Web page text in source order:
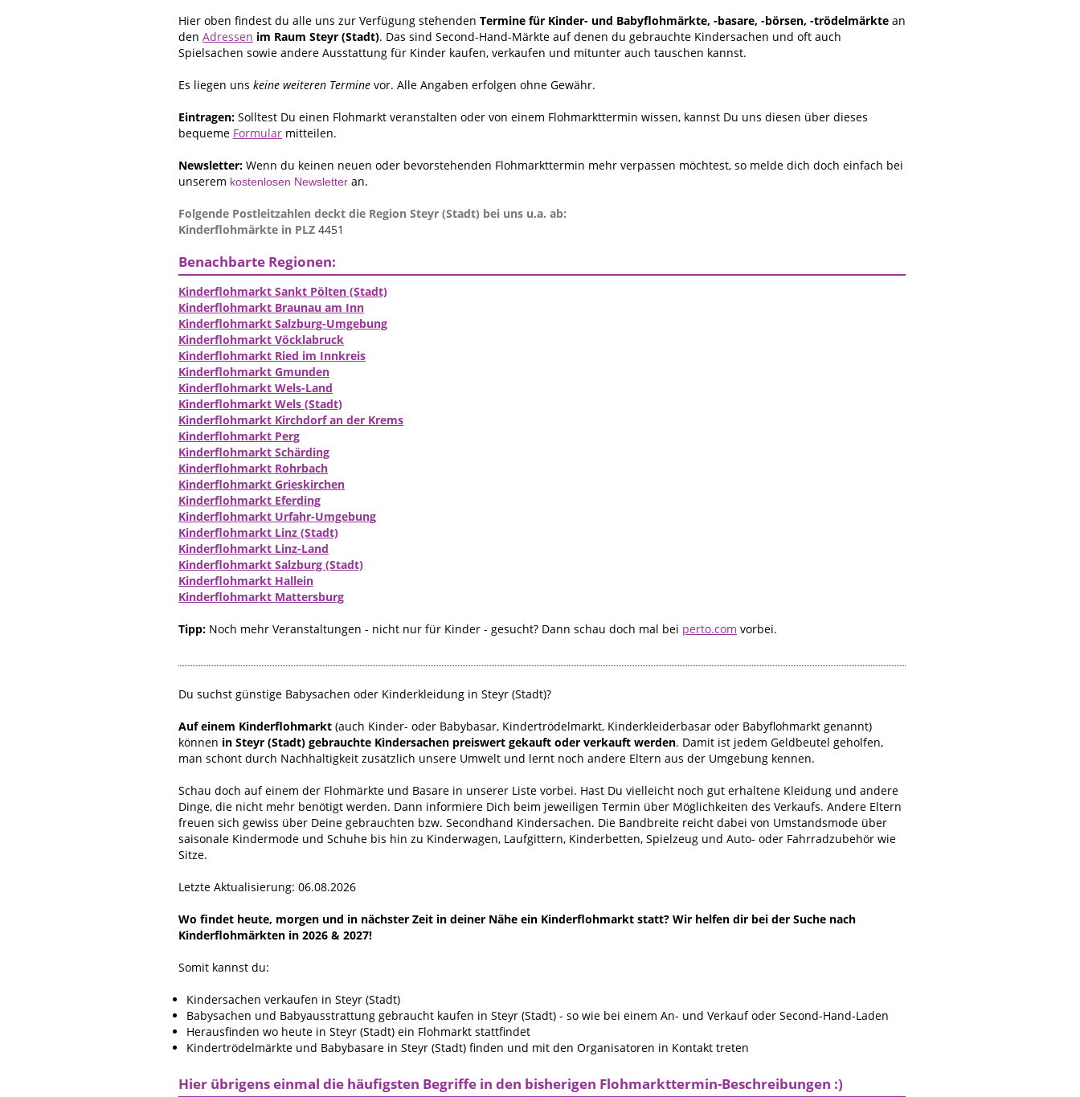
Hier oben findest du alle uns zur Verfügung stehenden Termine für Kinder- und Babyflohmärkte, -basare, -börsen, -trödelmärkte an
den Adressen im Raum Steyr (Stadt). Das sind Second-Hand-Märkte auf denen du gebrauchte Kindersachen und oft auch
Spielsachen sowie andere Ausstattung für Kinder kaufen, verkaufen und mitunter auch tauschen kannst.
Es liegen uns keine weiteren Termine vor. Alle Angaben erfolgen ohne Gewähr.
Eintragen: Solltest Du einen Flohmarkt veranstalten oder von einem Flohmarkttermin wissen, kannst Du uns diesen über dieses
bequeme Formular mitteilen.
Newsletter: Wenn du keinen neuen oder bevorstehenden Flohmarkttermin mehr verpassen möchtest, so melde dich doch einfach bei
unserem kostenlosen Newsletter an.
Folgende Postleitzahlen deckt die Region Steyr (Stadt) bei uns u.a. ab:
Kinderflohmärkte in PLZ 4451
Benachbarte Regionen:
Kinderflohmarkt Sankt Pölten (Stadt)
Kinderflohmarkt Braunau am Inn
Kinderflohmarkt Salzburg-Umgebung
Kinderflohmarkt Vöcklabruck
Kinderflohmarkt Ried im Innkreis
Kinderflohmarkt Gmunden
Kinderflohmarkt Wels-Land
Kinderflohmarkt Wels (Stadt)
Kinderflohmarkt Kirchdorf an der Krems
Kinderflohmarkt Perg
Kinderflohmarkt Schärding
Kinderflohmarkt Rohrbach
Kinderflohmarkt Grieskirchen
Kinderflohmarkt Eferding
Kinderflohmarkt Urfahr-Umgebung
Kinderflohmarkt Linz (Stadt)
Kinderflohmarkt Linz-Land
Kinderflohmarkt Salzburg (Stadt)
Kinderflohmarkt Hallein
Kinderflohmarkt Mattersburg
Tipp: Noch mehr Veranstaltungen - nicht nur für Kinder - gesucht? Dann schau doch mal bei perto.com vorbei.
Du suchst günstige Babysachen oder Kinderkleidung in Steyr (Stadt)?
Auf einem Kinderflohmarkt (auch Kinder- oder Babybasar, Kindertrödelmarkt, Kinderkleiderbasar oder Babyflohmarkt genannt)
können in Steyr (Stadt) gebrauchte Kindersachen preiswert gekauft oder verkauft werden. Damit ist jedem Geldbeutel geholfen,
man schont durch Nachhaltigkeit zusätzlich unsere Umwelt und lernt noch andere Eltern aus der Umgebung kennen.
Schau doch auf einem der Flohmärkte und Basare in unserer Liste vorbei. Hast Du vielleicht noch gut erhaltene Kleidung und andere
Dinge, die nicht mehr benötigt werden. Dann informiere Dich beim jeweiligen Termin über Möglichkeiten des Verkaufs. Andere Eltern
freuen sich gewiss über Deine gebrauchten bzw. Secondhand Kindersachen. Die Bandbreite reicht dabei von Umstandsmode über
saisonale Kindermode und Schuhe bis hin zu Kinderwagen, Laufgittern, Kinderbetten, Spielzeug und Auto- oder Fahrradzubehör wie
Sitze.
Letzte Aktualisierung: 06.08.2026
Wo findet heute, morgen und in nächster Zeit in deiner Nähe ein Kinderflohmarkt statt? Wir helfen dir bei der Suche nach
Kinderflohmärkten in 2026 & 2027!
Somit kannst du:
Kindersachen verkaufen in Steyr (Stadt)
Babysachen und Babyausstrattung gebraucht kaufen in Steyr (Stadt) - so wie bei einem An- und Verkauf oder Second-Hand-Laden
Herausfinden wo heute in Steyr (Stadt) ein Flohmarkt stattfindet
Kindertrödelmärkte und Babybasare in Steyr (Stadt) finden und mit den Organisatoren in Kontakt treten
Hier übrigens einmal die häufigsten Begriffe in den bisherigen Flohmarkttermin-Beschreibungen :)